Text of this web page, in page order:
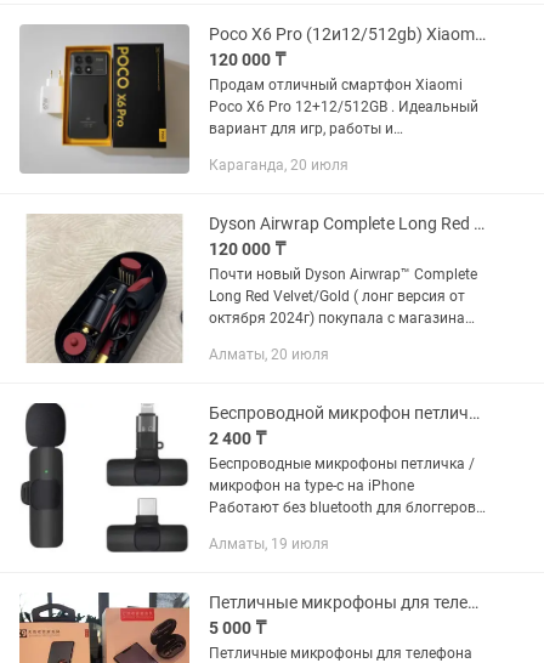
K4+...
Poco X6 Pro (12и12/512gb) Xiaomi Поко х6 Про
120 000 ₸
Продам отличный смартфон Xiaomi
Poco X6 Pro 12+12/512GB . Идеальный
вариант для игр, работы и
Характеристики: • 512 Gb Памяти /
Караганда, 20 июля
Dyson Airwrap Complete Long Red Velvet/Gold
120 000 ₸
Почти новый Dyson Airwrap™ Complete
Long Red Velvet/Gold ( лонг версия от
октября 2024г) покупала с магазина
документ )рассматриваю обмен на
Алматы, 20 июля
Беспроводной микрофон петличка для iPhone Android
2 400 ₸
Беспроводные микрофоны петличка /
микрофон на type-c на iPhone
Работают без bluetooth для блоггеров,
надежные Дистанция: 15м Смотрите
Алматы, 19 июля
Петличные микрофоны для телефона Wireless Microphon для iPhone+Type-С
5 000 ₸
Петличные микрофоны для телефона